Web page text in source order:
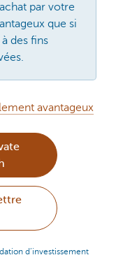
par votre
que si
des fins
avantageux
d’investissement